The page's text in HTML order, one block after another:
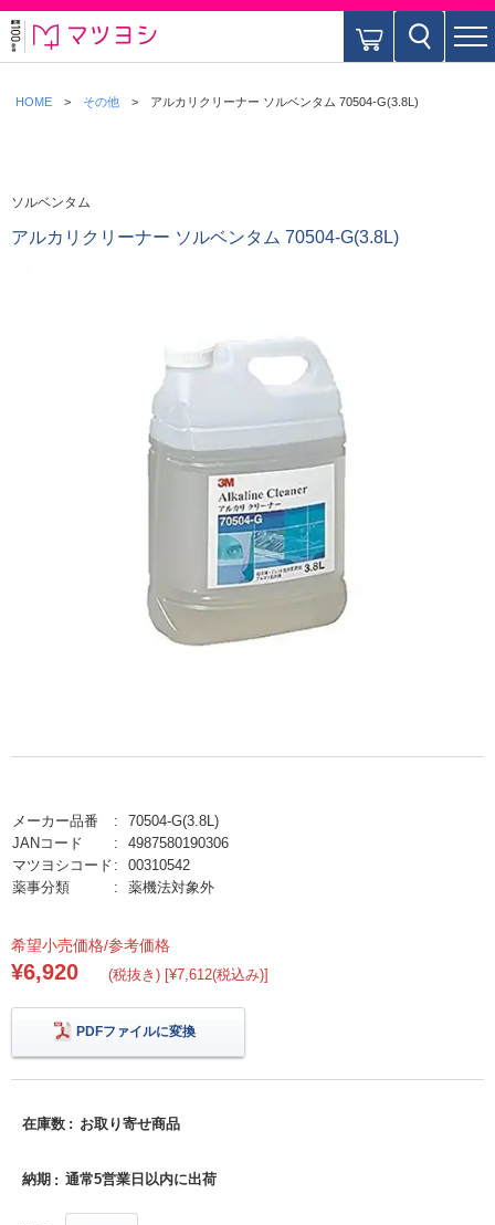
HOME その他 アルカリクリーナー ソルベンタム 70504-G(3.8L)
ソルベンタム
アルカリクリーナー ソルベンタム 70504-G(3.8L)
メーカー品番
70504-G(3.8L)
JANコード
4987580190306
マツヨシコード
00310542
薬事分類
薬機法対象外
希望小売価格/参考価格
¥6,920 (税抜き) [¥7,612(税込み)]
PDFファイルに変換
在庫数 お取り寄せ商品
納期 通常5営業日以内に出荷